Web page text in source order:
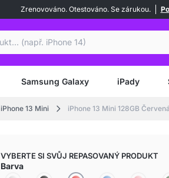
Zrenovováno. Otestováno. Se zárukou.
Samsung Galaxy iPady
iPhone 13 Mini iPhone 13 Mini 128GB Červená
VYBERTE SI SVŮJ REPASOVANÝ PRODUKT
Barva